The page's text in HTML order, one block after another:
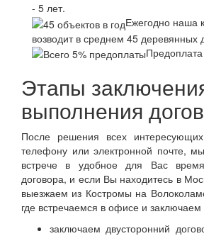
- 5 лет.
Ежегодно наша
возводит в среднем 45 деревянных
Предоплата
Этапы
выполнения
После решения всех
телефону или электронной почте,
встрече в удобное для Вас
договора, и если Вы находитесь в
выезжаем из Костромы на
где встречаемся в офисе и заключаем
заключаем двусторонний